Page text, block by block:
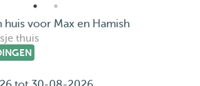
huis voor Max en Hamish
thuis